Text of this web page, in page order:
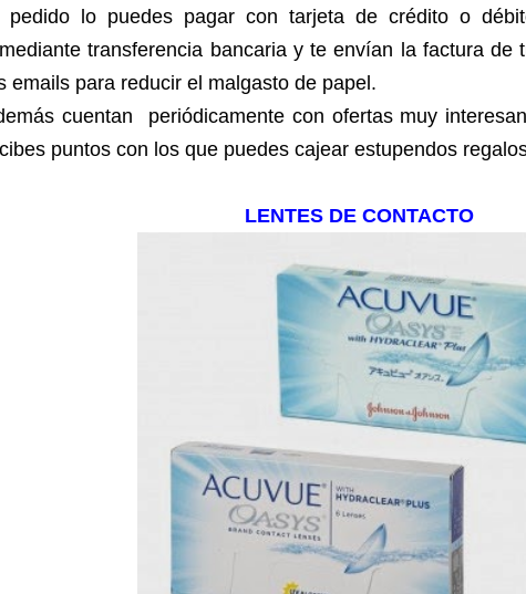
pedido lo puedes pagar con tarjeta de crédito o
transferencia bancaria y te envían la factura de
emails para reducir el malgasto de papel.
cuentan periódicamente con ofertas muy
puntos con los que puedes cajear estupendos
LENTES DE CONTACTO